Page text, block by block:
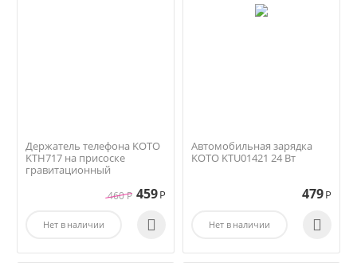
Держатель телефона KOTO
KTH717 на присоске
гравитационный
460Р 459 Р
Нет в наличии 
Автомобильная зарядка
KOTO KTU01421 24 Вт
479 Р
Нет в наличии 